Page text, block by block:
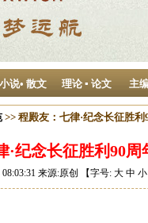
小说• 散文 理论 ▪ 论文 主
>> 程殿友：七律·纪念长征胜
·纪念长征胜利90周
来源:原创 【字号: 大 中 小